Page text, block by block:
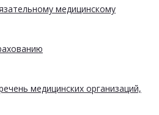
медицинскому
медицинских организаций,